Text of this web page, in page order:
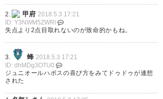
ャヴ感。#vfk
— タカツカ (takatsukat)2018,
5月 3
— makimaki@renofan
(smakimakis)2018, 5月 3
2. 甲府 2018.5.3 17:21
ID: Y3NWM5ZWRl
失点より2点目取れないのが致命的かもね。
3. 蜂 2018.5.3 17:21
ID: dhMDg3OTU0
ジュニオールハボスの喜び方をみてドゥドゥが連想
された